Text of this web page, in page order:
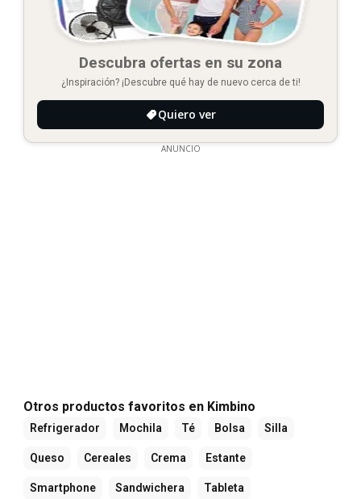
Descubra ofertas en su zona
¿Inspiración? ¡Descubre qué hay de nuevo cerca de ti!
Quiero ver
ANUNCIO
Otros productos favoritos en Kimbino
Refrigerador Mochila Té Bolsa Silla
Queso Cereales Crema Estante
Smartphone Sandwichera Tableta